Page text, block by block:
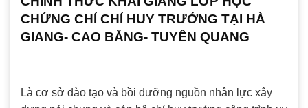
CHỨNG CHỈ CHỈ HUY TRƯỞNG TẠI HÀ
GIANG- CAO BẰNG- TUYÊN QUANG
Là cơ sở đào tạo và bồi dưỡng nguồn nhân lực xây